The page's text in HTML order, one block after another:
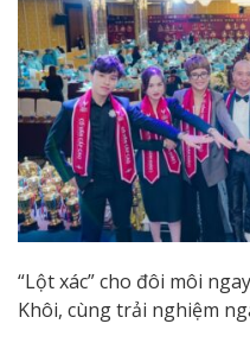
“Lột xác” cho đôi môi
Khôi, cùng trải nghiệm